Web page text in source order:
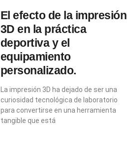
El efecto de la impresión
3D en la práctica
deportiva y el
equipamiento
personalizado.
La impresión 3D ha dejado de ser una
curiosidad tecnológica de laboratorio
para convertirse en una herramienta
tangible que está